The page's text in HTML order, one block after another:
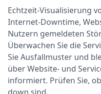
Echtzeit-Visualisierung
Internet-Downtime,
Nutzern gemeldeten
Überwachen Sie die
Sie Ausfallmuster und
über Website- und
informiert. Prüfen Sie,